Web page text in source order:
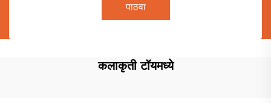
पाठवा
कलाकृती टॉयमध्ये